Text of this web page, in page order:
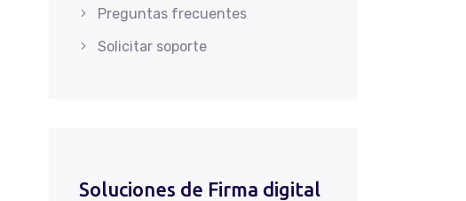
Preguntas frecuentes
Solicitar soporte
Soluciones de Firma digital